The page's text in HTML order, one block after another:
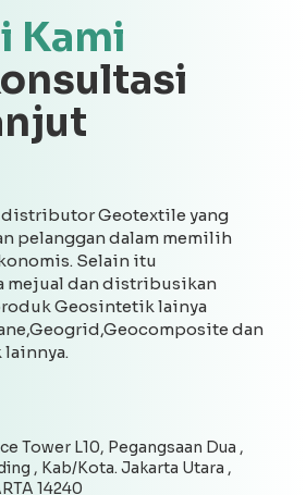
Kami
distributor Geotextile yang
pelanggan dalam memilih
Selain itu
mejual dan distribusikan
Geosintetik lainya
dan
Tower L10, Pegangsaan Dua ,
, Kab/Kota. Jakarta Utara ,
14240